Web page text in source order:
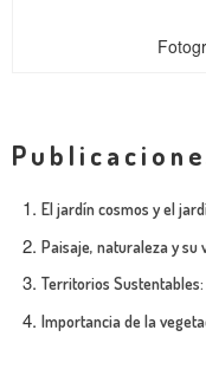
El jardín cosmos y el
Paisaje, naturaleza y su
Territorios
Importancia de la